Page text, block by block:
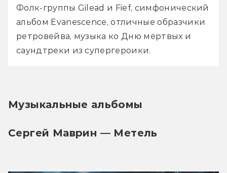
Фолк-группы Gilead и Fief, симфонический
альбом Evanescence, отличные образчики
ретровейва, музыка ко Дню мёртвых и
саундтреки из супергероики.
Музыкальные альбомы
Сергей Маврин — Метель